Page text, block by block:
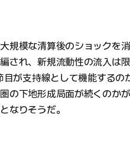
規模な清算後のショックを
され、新規流動性の流入は限
が支持線として機能するの
の下地形成局面が続くのかが
なりそうだ。